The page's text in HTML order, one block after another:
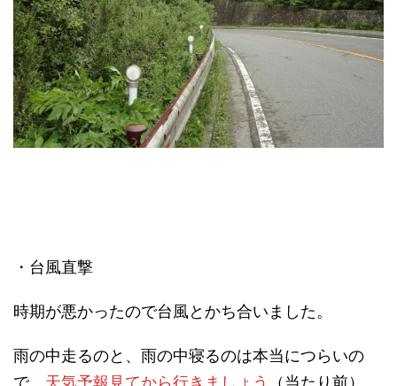
・台風直撃
時期が悪かったので台風とかち合いました。
雨の中走るのと、雨の中寝るのは本当につらいの
で、 天気予報見てから行きましょう （当たり前）。